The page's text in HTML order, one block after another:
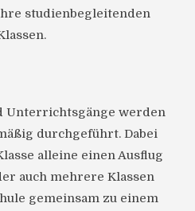
studienbegleitenden
Unterrichtsgänge werden
durchgeführt. Dabei
alleine einen Ausflug
auch mehrere Klassen
gemeinsam zu einem